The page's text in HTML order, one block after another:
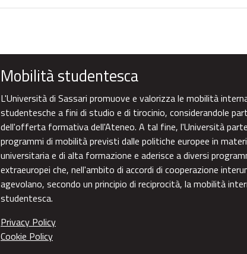
Mobilità studentesca
L'Università di Sassari promuove e valorizza le mobilità
studentesche a fini di studio e di tirocinio, considerandole
dell'offerta formativa dell'Ateneo. A tal fine, l'Università
programmi di mobilità previsti dalle politiche europee in
universitaria e di alta formazione e aderisce a diversi
extraeuropei che, nell'ambito di accordi di cooperazione
agevolano, secondo un principio di reciprocità, la mobilità
studentesca.
Privacy Policy
Cookie Policy